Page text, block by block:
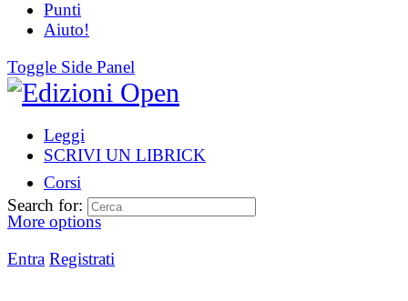
Punti
Aiuto!
Toggle Side Panel
Leggi
SCRIVI UN LIBRICK
Corsi
More options
Entra Registrati
Search for: